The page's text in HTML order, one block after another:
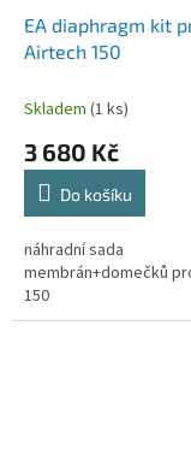
EA diaphragm kit
Airtech 150
Skladem (1 ks)
3 680 Kč
Do košíku
náhradní sada
membrán+domečků
150